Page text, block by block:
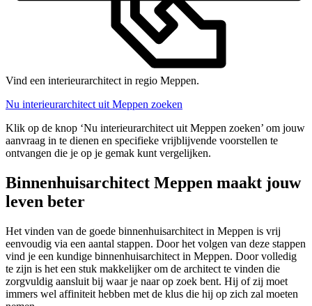
Vind een interieurarchitect in regio Meppen.
Nu interieurarchitect uit Meppen zoeken
Klik op de knop ‘Nu interieurarchitect uit Meppen zoeken’ om jouw
aanvraag in te dienen en specifieke vrijblijvende voorstellen te
ontvangen die je op je gemak kunt vergelijken.
Binnenhuisarchitect Meppen maakt jouw
leven beter
Het vinden van de goede binnenhuisarchitect in Meppen is vrij
eenvoudig via een aantal stappen. Door het volgen van deze stappen
vind je een kundige binnenhuisarchitect in Meppen. Door volledig
te zijn is het een stuk makkelijker om de architect te vinden die
zorgvuldig aansluit bij waar je naar op zoek bent. Hij of zij moet
immers wel affiniteit hebben met de klus die hij op zich zal moeten